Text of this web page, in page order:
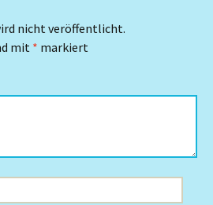
nicht veröffentlicht.
mit * markiert